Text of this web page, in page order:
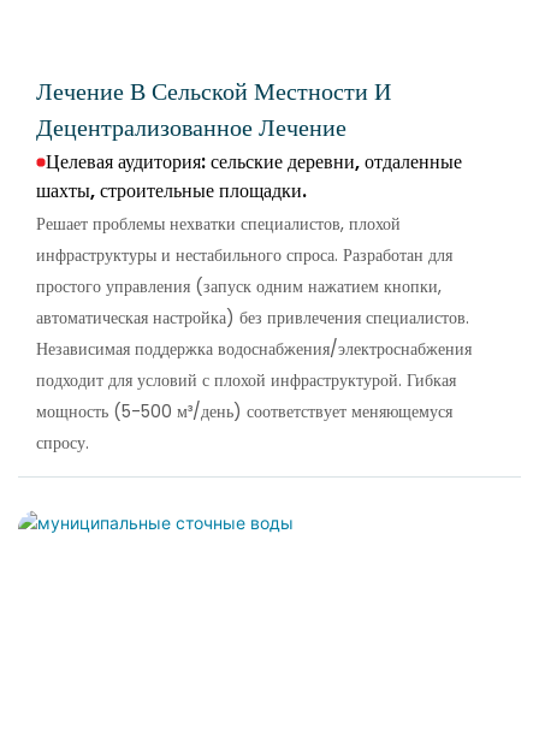
Лечение В Сельской Местности И
Децентрализованное Лечение
Целевая аудитория: сельские деревни, отдаленные
шахты, строительные площадки.
Решает проблемы нехватки специалистов, плохой
инфраструктуры и нестабильного спроса. Разработан для
простого управления (запуск одним нажатием кнопки,
автоматическая настройка) без привлечения специалистов.
Независимая поддержка водоснабжения/электроснабжения
подходит для условий с плохой инфраструктурой. Гибкая
мощность (5-500 м³/день) соответствует меняющемуся
спросу.